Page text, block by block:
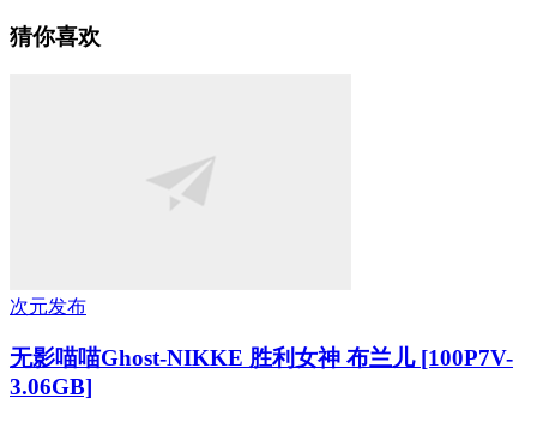
猜你喜欢
次元发布
无影喵喵Ghost-NIKKE 胜利女神 布兰儿 [100P7V-
3.06GB]